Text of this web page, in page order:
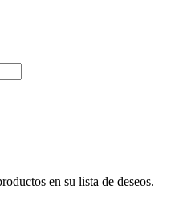
en su lista de deseos.